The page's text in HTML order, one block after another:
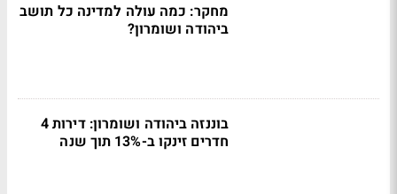
מחקר: כמה עולה למדינה כל תושב
ביהודה ושומרון?
בוננזה ביהודה ושומרון: דירות 4
חדרים זינקו ב-13% תוך שנה